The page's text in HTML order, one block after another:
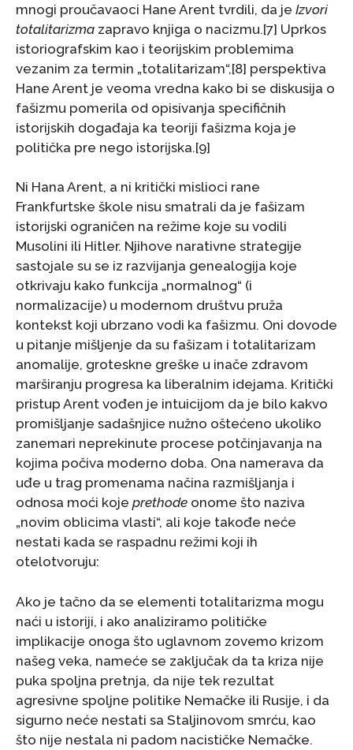
mnogi proučavaoci Hane Arent tvrdili, da je Izvori
totalitarizma zapravo knjiga o nacizmu.[7] Uprkos
istoriografskim kao i teorijskim problemima
vezanim za termin „totalitarizam“,[8] perspektiva
Hane Arent je veoma vredna kako bi se diskusija o
fašizmu pomerila od opisivanja specifičnih
istorijskih događaja ka teoriji fašizma koja je
politička pre nego istorijska.[9]
Ni Hana Arent, a ni kritički mislioci rane
Frankfurtske škole nisu smatrali da je fašizam
istorijski ograničen na režime koje su vodili
Musolini ili Hitler. Njihove narativne strategije
sastojale su se iz razvijanja genealogija koje
otkrivaju kako funkcija „normalnog“ (i
normalizacije) u modernom društvu pruža
kontekst koji ubrzano vodi ka fašizmu. Oni dovode
u pitanje mišljenje da su fašizam i totalitarizam
anomalije, groteskne greške u inače zdravom
marširanju progresa ka liberalnim idejama. Kritički
pristup Arent vođen je intuicijom da je bilo kakvo
promišljanje sadašnjice nužno oštećeno ukoliko
zanemari neprekinute procese potčinjavanja na
kojima počiva moderno doba. Ona namerava da
uđe u trag promenama načina razmišljanja i
odnosa moći koje prethode onome što naziva
„novim oblicima vlasti“, ali koje takođe neće
nestati kada se raspadnu režimi koji ih
otelotvoruju:
Ako je tačno da se elementi totalitarizma mogu
naći u istoriji, i ako analiziramo političke
implikacije onoga što uglavnom zovemo krizom
našeg veka, nameće se zaključak da ta kriza nije
puka spoljna pretnja, da nije tek rezultat
agresivne spoljne politike Nemačke ili Rusije, i da
sigurno neće nestati sa Staljinovom smrću, kao
što nije nestala ni padom nacističke Nemačke.